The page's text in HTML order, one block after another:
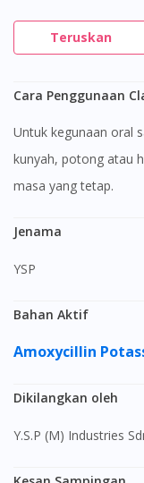
Teruskan
Cara Penggunaan
Untuk kegunaan oral sahaja. Telan ubat ini dengan air. Jangan
kunyah, potong atau
masa yang tetap.
Jenama
YSP
Bahan Aktif
Amoxycillin
Dikilangkan oleh
Y.S.P (M) Industries